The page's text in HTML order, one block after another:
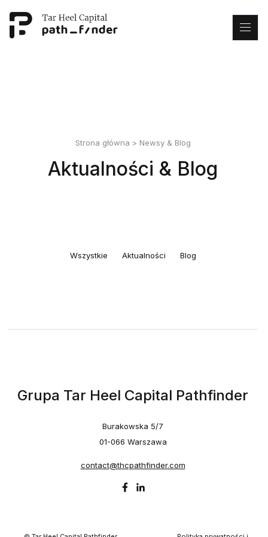
This is my archive
Strona główna > Newsy & Blog
Aktualności & Blog
Wszystkie Aktualności Blog
Grupa Tar Heel Capital Pathfinder
Burakowska 5/7
01-066 Warszawa
contact@thcpathfinder.com